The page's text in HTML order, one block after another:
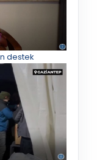
destek